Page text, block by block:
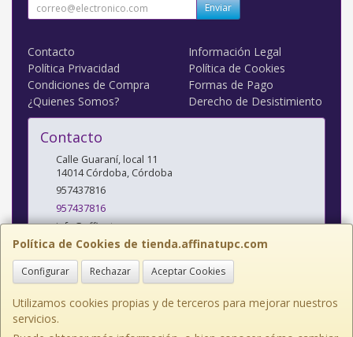
Política de Cookies de tienda.affinatupc.com
Configurar Rechazar Aceptar Cookies
Utilizamos cookies propias y de terceros para mejorar nuestros
servicios.
Enviar
Contacto
Información Legal
Política Privacidad
Política de Cookies
Condiciones de Compra
Formas de Pago
¿Quienes Somos?
Derecho de Desistimiento
Contacto
Calle Guaraní, local 11
14014 Córdoba, Córdoba
957437816
957437816
info@affinatupc.com
Horario
10:00 a 13:30 y 17:00 a 20:30h Lunes a Viernes